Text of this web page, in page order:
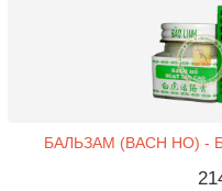
БАЛЬЗАМ (BACH HO)